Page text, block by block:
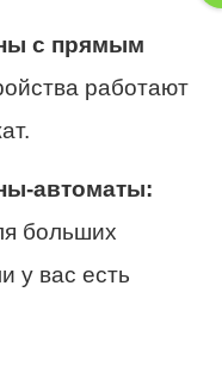
с прямым
работают
автоматы:
больших
у вас есть